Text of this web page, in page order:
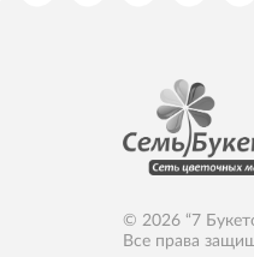
© 2026 “7
Все права